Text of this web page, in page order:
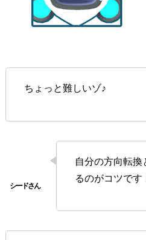
ちょっと難しいゾ♪
自分の方向転換
るのがコツです